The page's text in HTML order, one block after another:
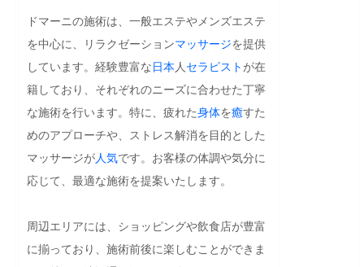
ドマーニの施術は、一般エステやメンズエステ
を中心に、リラクゼーションマッサージを提供
しています。経験豊富な日本 人 セラピスト が在
籍しており、それぞれのニーズに合わせた丁寧
な施術を行います。特に、疲れた身体を癒すた
めのアプローチや、ストレス解消を目的とした
マッサージが人気です。お客様の体調や気分に
応じて、最適な施術を提案いたします。
周辺エリアには、ショッピングや飲食店が豊富
に揃っており、施術前後に楽しむことができま